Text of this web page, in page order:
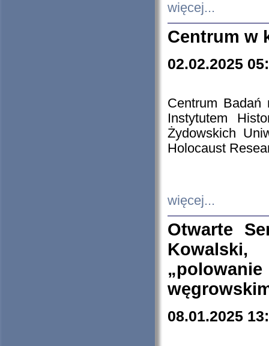
więcej...
Centrum w
02.02.2025
Centrum Badań
Instytutem
Żydowskich
Holocaust
więcej...
Otwarte
08.01.2025